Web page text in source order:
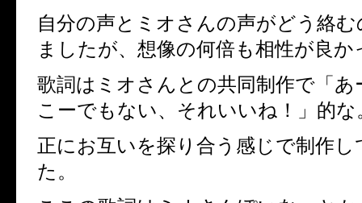
自分の声とミオさんの声がどう絡
ましたが、想像の何倍も相性が良か
歌詞はミオさんとの共同制作で「あ
こーでもない、それいいね！」的な
正にお互いを探り合う感じで制作
た。